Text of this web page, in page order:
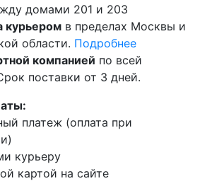
домами 201 и 203
курьером в пределах Москвы и
области. Подробнее
компанией по всей
поставки от 3 дней.
платеж (оплата при
курьеру
картой на сайте